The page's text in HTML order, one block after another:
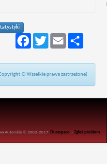
Facebook Twitter Email
© Wszelkie prawa zastrzeżone)
Autorskie © 2002-2017 Duraspace -Zgłoś problem